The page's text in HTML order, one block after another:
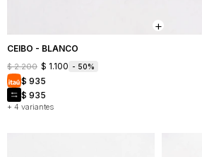
CEIBO - BLANCO
+ 4 variantes
$ 2.200 $ 1.100 50
$ 935
$ 935